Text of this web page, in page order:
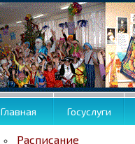
Главная Госуслуги
Расписание